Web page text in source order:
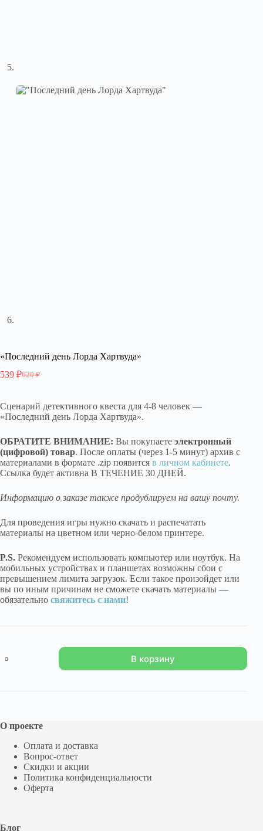
«Последний день Лорда Хартвуда»
620₽
Первоначальная
620 ₽.
539 ₽Текущая
539 ₽.
Сценарий детективного квеста для 4-8 человек —
«Последний день Лорда Хартвуда».
ОБРАТИТЕ ВНИМАНИЕ: Вы покупаете электронный
(цифровой) товар. После оплаты (через 1-5 минут) архив с
материалами в формате .zip появится в личном кабинете.
Ссылка будет активна В ТЕЧЕНИЕ 30 ДНЕЙ.
Информацию о заказе также продублируем на вашу почту.
Для проведения игры нужно скачать и распечатать
материалы на цветном или черно-белом принтере.
P.S. Рекомендуем использовать компьютер или ноутбук. На
мобильных устройствах и планшетах возможны сбои с
превышением лимита загрузок. Если такое произойдет или
вы по иным причинам не сможете скачать материалы —
обязательно свяжитесь с нами!
товара
В корзину
О проекте
Оплата и доставка
Вопрос-ответ
Скидки и акции
Политика конфиденциальности
Оферта
Блог